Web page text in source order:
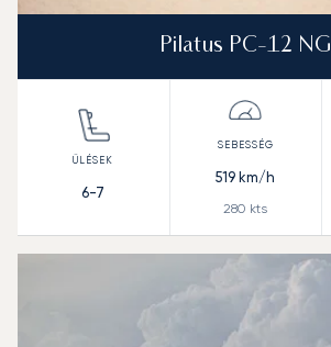
Pilatus PC-12 NG
6-7
519 km/h
280 kts